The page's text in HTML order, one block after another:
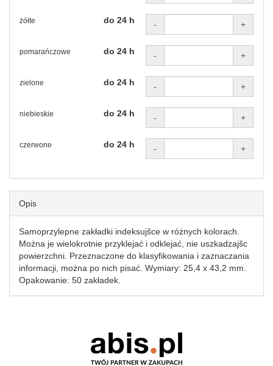
żółte do 24 h - +
pomarańczowe do 24 h - +
zielone do 24 h - +
niebieskie do 24 h - +
czerwone do 24 h - +
Opis
Samoprzylepne zakładki indeksujšce w różnych kolorach.
Można je wielokrotnie przyklejać i odklejać, nie uszkadzajšc
powierzchni. Przeznaczone do klasyfikowania i zaznaczania
informacji, można po nich pisać. Wymiary: 25,4 x 43,2 mm.
Opakowanie: 50 zakładek.